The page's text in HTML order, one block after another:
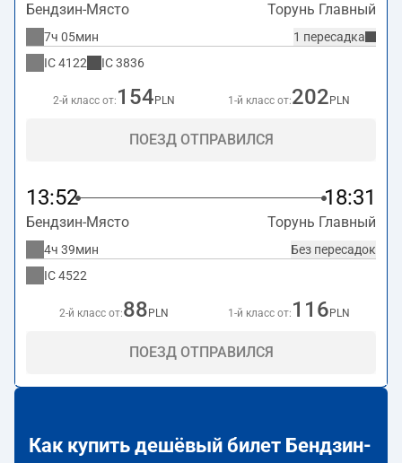
Бендзин-Място Торунь Главный
1 пересадка
7ч 05мин
IC4122 IC3836
2-й класс от: 154 PLN 1-й класс от:202 PLN
ПОЕЗД ОТПРАВИЛСЯ
13:52 18:31
Бендзин-Място Торунь Главный
Без пересадок
4ч 39мин
IC4522
2-й класс от:88 PLN 1-й класс от: 116 PLN
ПОЕЗД ОТПРАВИЛСЯ
Как купить дешёвый билет Бендзин-